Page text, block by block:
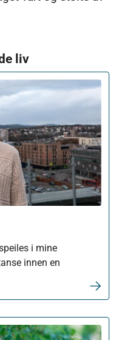
liv
i mine
innen en